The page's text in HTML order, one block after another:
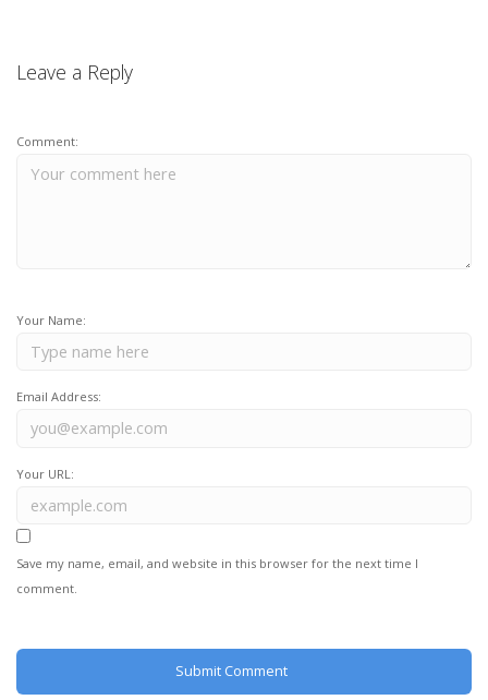
Leave a Reply
Comment:
Your Name:
Email Address:
Your URL:
Save my name, email, and website in this browser for the next time I
comment.